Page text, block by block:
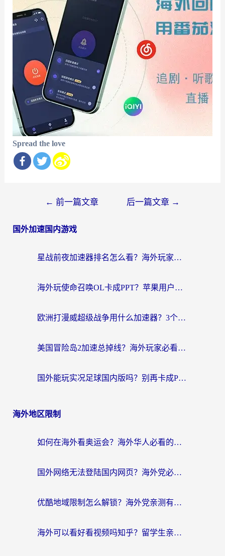
Spread the love
导
← 前一篇文章 后一篇文章 →
国外加速国内游戏
星战前夜加速器排名怎么看？海外玩家国服游戏畅玩终极指南（附欧洲玩跑跑我的起源解决方案）
海外玩使命召唤OL卡成PPT？苹果用户必看：使命召唤OL国外加速器下载苹果版指南
欧洲打漫威超级战争用什么加速器？3个海外游戏卡顿问题一次解决（附实测推荐）
美国冒险岛2加速总掉线？海外玩家必看的国服游戏加速器选择指南
国外能玩实况足球国内版吗？别再卡成PPT！海外党国服游戏加速全攻略
海外地区限制
如何在海外看奥运会？海外华人必看的体育赛事直播终极指南
国外网络无法登陆国内网页？海外党必看：选对回国加速器实现无缝访问
优酷地域限制怎么解锁？海外党亲测有效的追剧自由指南
海外可以看好看视频吗知乎？留学生亲测有效的回国追剧解决方案